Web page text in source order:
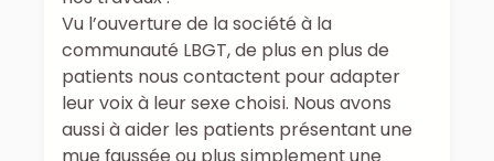
Vu l’ouverture de la société à la
communauté LBGT, de plus en plus de
patients nous contactent pour adapter
leur voix à leur sexe choisi. Nous avons
aussi à aider les patients présentant une
mue faussée ou plus simplement une